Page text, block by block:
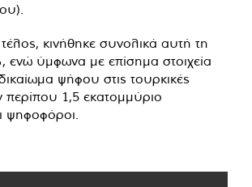
κινήθηκε συνολικά αυτή τη
ενώ ύμφωνα με επίσημα στοιχεία
ψήφου στις τουρκικές
περίπου 1,5 εκατομμύριο
ψηφοφόροι.